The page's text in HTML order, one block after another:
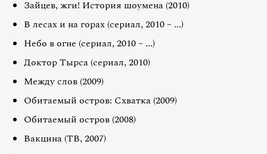
Зайцев, жги! История шоумена (2010)
В лесах и на горах (сериал, 2010 – ...)
Небо в огне (сериал, 2010 – ...)
Доктор Тырса (сериал, 2010)
Между слов (2009)
Обитаемый остров: Схватка (2009)
Обитаемый остров (2008)
Вакцина (ТВ, 2007)